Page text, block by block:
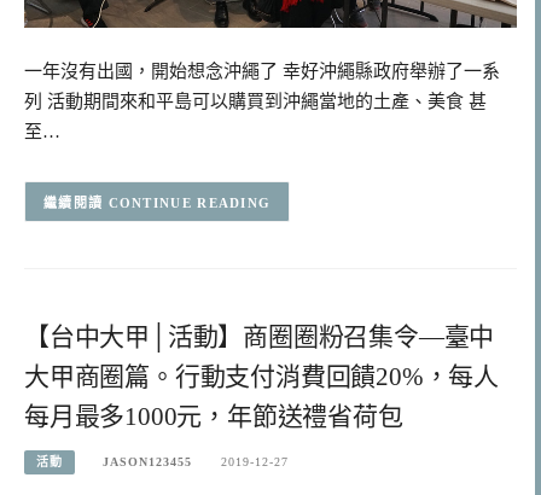
一年沒有出國，開始想念沖繩了 幸好沖繩縣政府舉辦了一系
列 活動期間來和平島可以購買到沖繩當地的土產、美食 甚
至…
CONTINUE READING
【台中大甲│活動】商圈圈粉召集令—臺中
大甲商圈篇。行動支付消費回饋20%，每人
每月最多1000元，年節送禮省荷包
活動 JASON123455 2019-12-27